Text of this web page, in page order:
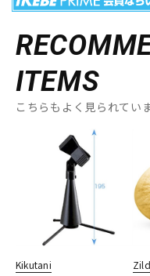
ITEMS
こちらもよく見られてい
Kikutani